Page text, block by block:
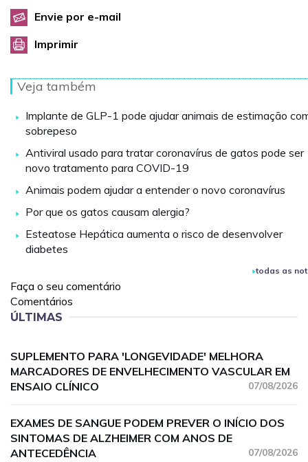
Envie por e-mail
Imprimir
Veja também
Implante de GLP-1 pode ajudar animais de estimação
sobrepeso
Antiviral usado para tratar coronavírus de gatos pode ser
novo tratamento para COVID-19
Animais podem ajudar a entender o novo coronavírus
Por que os gatos causam alergia?
Esteatose Hepática aumenta o risco de desenvolver
diabetes
todas as
Faça o seu comentário
Comentários
ÚLTIMAS
SUPLEMENTO PARA 'LONGEVIDADE' MELHORA
MARCADORES DE ENVELHECIMENTO VASCULAR EM
ENSAIO CLÍNICO
07/08/2026
EXAMES DE SANGUE PODEM PREVER O INÍCIO DOS
SINTOMAS DE ALZHEIMER COM ANOS DE
ANTECEDÊNCIA
07/08/2026